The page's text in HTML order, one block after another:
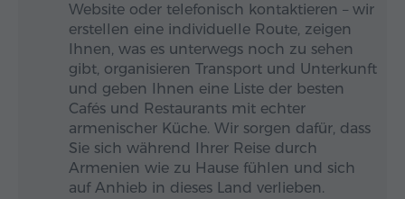
Website oder telefonisch kontaktieren – wir
erstellen eine individuelle Route, zeigen
Ihnen, was es unterwegs noch zu sehen
gibt, organisieren Transport und Unterkunft
und geben Ihnen eine Liste der besten
Cafés und Restaurants mit echter
armenischer Küche. Wir sorgen dafür, dass
Sie sich während Ihrer Reise durch
Armenien wie zu Hause fühlen und sich
auf Anhieb in dieses Land verlieben.